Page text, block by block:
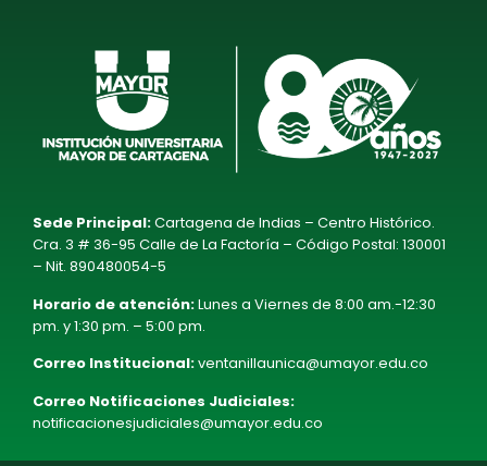
Sede Principal:Cartagena de Indias – Centro Histórico.
Cra. 3 # 36-95 Calle de La Factoría – Código Postal: 130001
– Nit. 890480054-5
Horario de atención:Lunes a Viernes de 8:00 am.-12:30
pm. y 1:30 pm. – 5:00 pm.
Correo Institucional:ventanillaunica@umayor.edu.co
Correo Notificaciones Judiciales:
notificacionesjudiciales@umayor.edu.co